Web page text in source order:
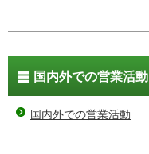
国内外での営業活動
国内外での営業活動